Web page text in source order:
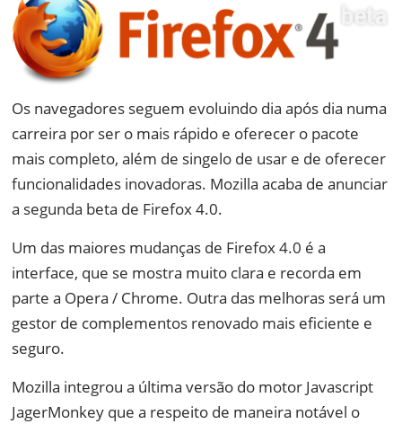
ATI
NVIDIA
SOFTWARE
NOTEBOOKS
IOS
NOKIA
JOGOS
DOWNLOADS
ANÁLISE
Os navegadores seguem evoluindo dia após dia numa
carreira por ser o mais rápido e oferecer o pacote
mais completo, além de singelo de usar e de oferecer
funcionalidades inovadoras. Mozilla acaba de anunciar
a segunda beta de Firefox 4.0.
Um das maiores mudanças de Firefox 4.0 é a
interface, que se mostra muito clara e recorda em
parte a Opera / Chrome. Outra das melhoras será um
gestor de complementos renovado mais eficiente e
seguro.
Mozilla integrou a última versão do motor Javascript
JagerMonkey que a respeito de maneira notável o